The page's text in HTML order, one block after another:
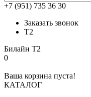
+7 (951) 735 36 30
Заказать звонок
Т2
Билайн Т2
0
Ваша корзина пуста!
КАТАЛОГ